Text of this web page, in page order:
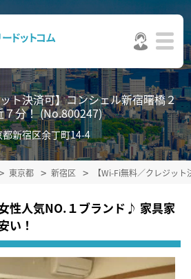
ト決済可】コンシェル新宿曙橋２
７分！ (No.800247)
新宿区余丁町14-4
東京都 新宿区 【Wi-Fi無料／クレジッ
性人気NO.１ブランド♪ 家具家
い！